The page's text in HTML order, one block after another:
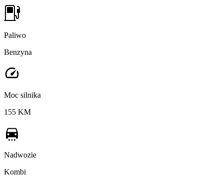
Paliwo
Benzyna
Moc silnika
155 KM
Nadwozie
Kombi